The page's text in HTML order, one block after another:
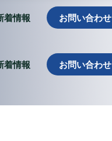
着情報 お問い合わせ
着情報 お問い合わせ